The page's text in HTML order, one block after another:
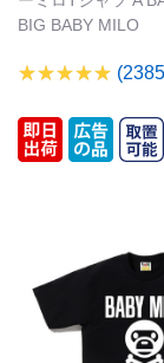
BIG BABY MILO